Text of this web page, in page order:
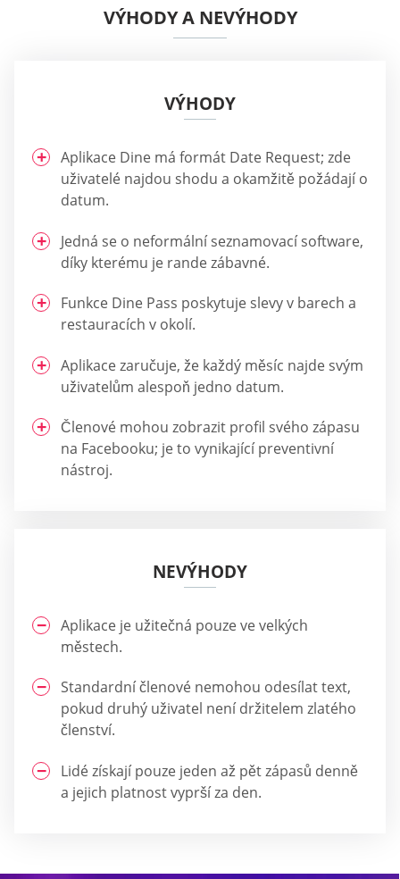
VÝHODY A NEVÝHODY
VÝHODY
Aplikace Dine má formát Date Request; zde
uživatelé najdou shodu a okamžitě požádají o
datum.
Jedná se o neformální seznamovací software,
díky kterému je rande zábavné.
Funkce Dine Pass poskytuje slevy v barech a
restauracích v okolí.
Aplikace zaručuje, že každý měsíc najde svým
uživatelům alespoň jedno datum.
Členové mohou zobrazit profil svého zápasu
na Facebooku; je to vynikající preventivní
nástroj.
NEVÝHODY
Aplikace je užitečná pouze ve velkých
městech.
Standardní členové nemohou odesílat text,
pokud druhý uživatel není držitelem zlatého
členství.
Lidé získají pouze jeden až pět zápasů denně
a jejich platnost vyprší za den.